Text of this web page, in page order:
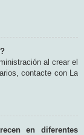
al crear el
contacte con La
en diferentes